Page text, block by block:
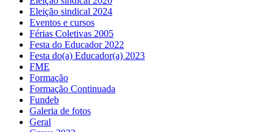
Eleição sindical 2024
Eventos e cursos
Férias Coletivas 2005
Festa do Educador 2022
Festa do(a) Educador(a) 2023
FME
Formação
Formação Continuada
Fundeb
Galeria de fotos
Geral